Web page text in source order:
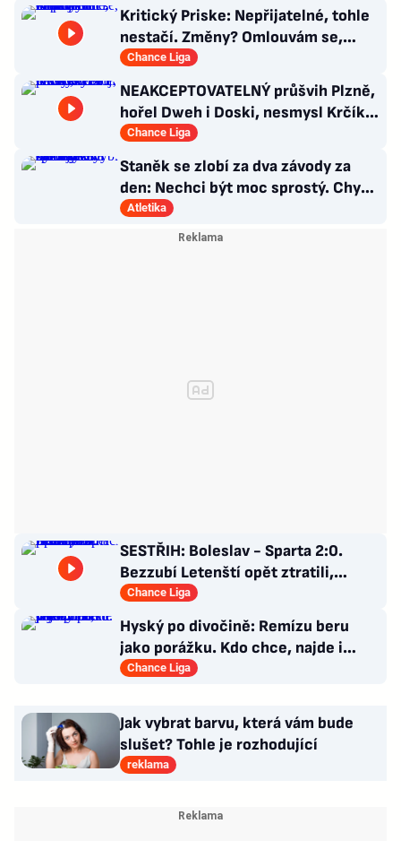
Kritický Priske: Nepřijatelné, tohle
nestačí. Změny? Omlouvám se,
nedokážu odpovědět
Chance Liga
NEAKCEPTOVATELNÝ průšvih Plzně,
hořel Dweh i Doski, nesmysl Krčíka.
Ustojí to Hyský?
Chance Liga
Staněk se zlobí za dva závody za
den: Nechci být moc sprostý. Chybí
nám styčný důstojník
Atletika
SESTŘIH: Boleslav - Sparta 2:0.
Bezzubí Letenští opět ztratili,
domácí rozhodli v první půli
Chance Liga
Hyský po divočině: Remízu beru
jako porážku. Kdo chce, najde i
hodně pozitivních věcí
Chance Liga
Jak vybrat barvu, která vám bude
slušet? Tohle je rozhodující
reklama